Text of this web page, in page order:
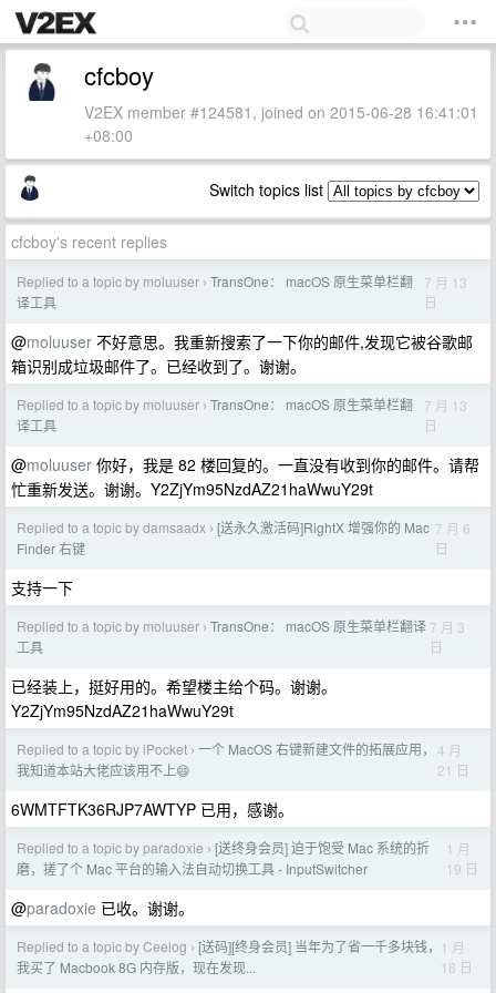
cfcboy
V2EX member #124581, joined on 2015-06-28 16:41:01
+08:00
Switch topics list
cfcboy's recent replies
Replied to a topic by moluuser › TransOne： macOS 原生菜单栏翻
译工具
7 月 13
日
@moluuser 不好意思。我重新搜索了一下你的邮件,发现它被谷歌邮
箱识别成垃圾邮件了。已经收到了。谢谢。
Replied to a topic by moluuser › TransOne： macOS 原生菜单栏翻
译工具
7 月 13
日
@moluuser 你好，我是 82 楼回复的。一直没有收到你的邮件。请帮
忙重新发送。谢谢。Y2ZjYm95NzdAZ21haWwuY29t
Replied to a topic by damsaadx › [送永久激活码]RightX 增强你的 Mac
Finder 右键
7 月 6
日
支持一下
Replied to a topic by moluuser › TransOne： macOS 原生菜单栏翻译
工具
7 月 3
日
已经装上，挺好用的。希望楼主给个码。谢谢。
Y2ZjYm95NzdAZ21haWwuY29t
Replied to a topic by iPocket › 一个 MacOS 右键新建文件的拓展应用，
我知道本站大佬应该用不上😄
4 月
21 日
6WMTFTK36RJP7AWTYP 已用，感谢。
Replied to a topic by paradoxie › [送终身会员] 迫于饱受 Mac 系统的折
磨，搓了个 Mac 平台的输入法自动切换工具 - InputSwitcher
1 月
19 日
@paradoxie 已收。谢谢。
Replied to a topic by Ceelog › [送码][终身会员] 当年为了省一千多块钱，
我买了 Macbook 8G 内存版，现在发现...
1 月
18 日